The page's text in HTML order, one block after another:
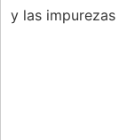
y las